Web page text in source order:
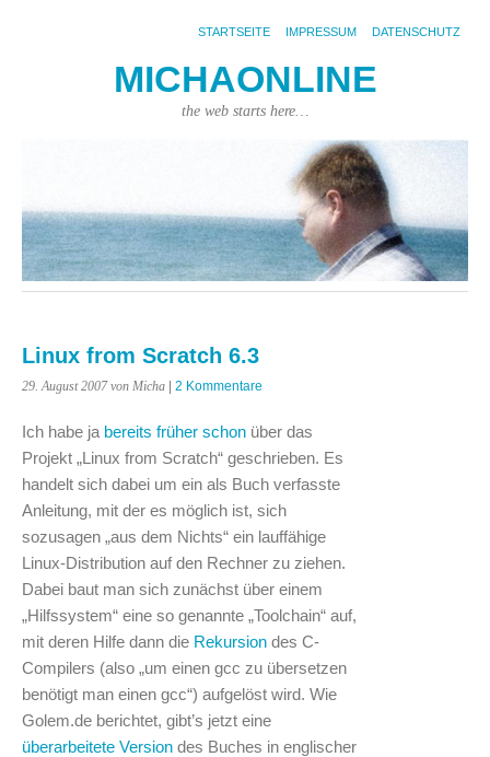
STARTSEITE IMPRESSUM DATENSCHUTZ
MICHAONLINE
the web starts here…
Linux from Scratch 6.3
29. August 2007 von Micha | 2 Kommentare
Ich habe ja bereits früher schon über das
Projekt „Linux from Scratch“ geschrieben. Es
handelt sich dabei um ein als Buch verfasste
Anleitung, mit der es möglich ist, sich
sozusagen „aus dem Nichts“ ein lauffähige
Linux-Distribution auf den Rechner zu ziehen.
Dabei baut man sich zunächst über einem
„Hilfssystem“ eine so genannte „Toolchain“ auf,
mit deren Hilfe dann die Rekursion des C-
Compilers (also „um einen gcc zu übersetzen
benötigt man einen gcc“) aufgelöst wird. Wie
Golem.de berichtet, gibt’s jetzt eine
überarbeitete Version des Buches in englischer